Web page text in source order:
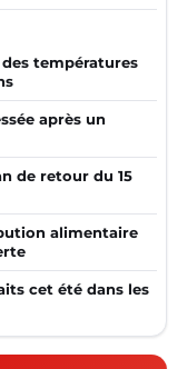
températures
après un
de retour du 15
alimentaire
cet été dans les